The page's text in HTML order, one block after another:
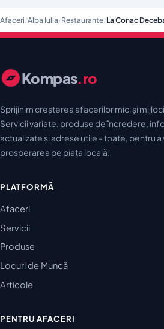
Afaceri/Alba Iulia/Restaurante/La Conac
Kompas.ro
Sprijinim creșterea afacerilor mici și
Servicii variate, produse de încredere,
actualizate și adrese utile - toate, pentru a
prosperarea pe piața locală.
PLATFORMĂ
Afaceri
Servicii
Produse
Locuri de Muncă
Articole
PENTRU AFACERI